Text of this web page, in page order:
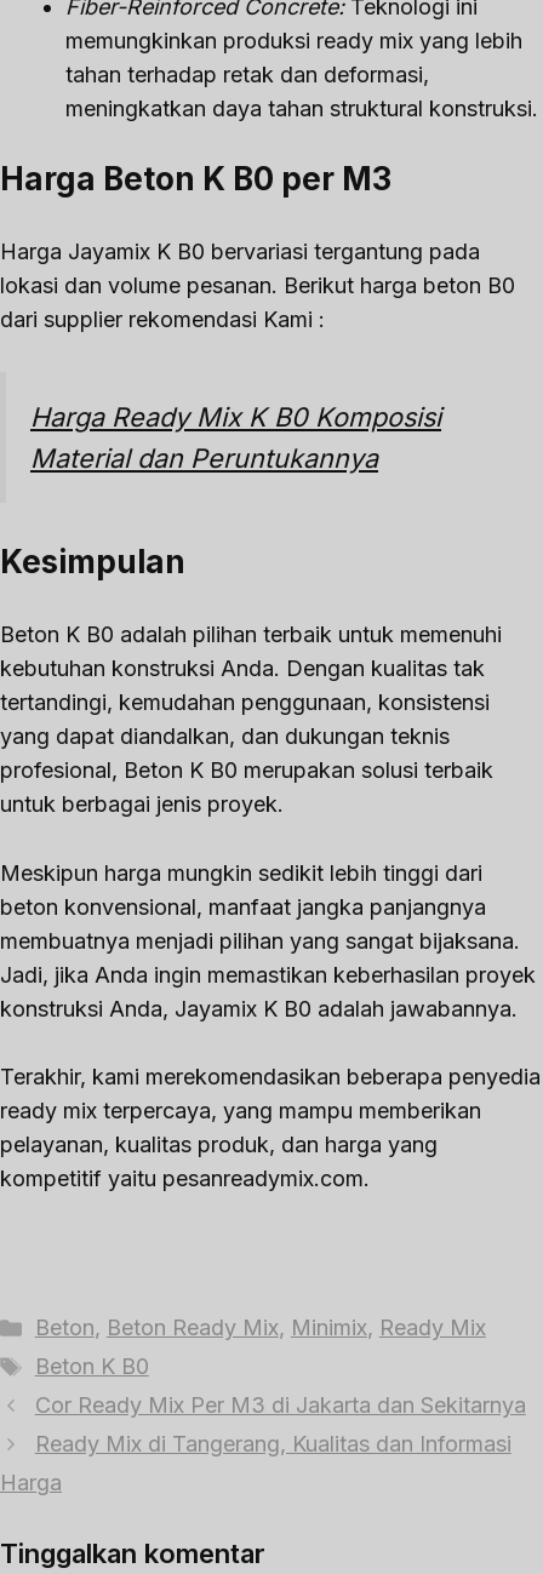
Fiber-Reinforced Concrete:Teknologi ini
memungkinkan produksi ready mix yang lebih
tahan terhadap retak dan deformasi,
meningkatkan daya tahan struktural konstruksi.
Harga Beton K B0 per M3
Harga Jayamix K B0 bervariasi tergantung pada
lokasi dan volume pesanan. Berikut harga beton B0
dari supplier rekomendasi Kami :
Harga Ready Mix K B0 Komposisi
Material dan Peruntukannya
Kesimpulan
Beton K B0 adalah pilihan terbaik untuk memenuhi
kebutuhan konstruksi Anda. Dengan kualitas tak
tertandingi, kemudahan penggunaan, konsistensi
yang dapat diandalkan, dan dukungan teknis
profesional, Beton K B0 merupakan solusi terbaik
untuk berbagai jenis proyek.
Meskipun harga mungkin sedikit lebih tinggi dari
beton konvensional, manfaat jangka panjangnya
membuatnya menjadi pilihan yang sangat bijaksana.
Jadi, jika Anda ingin memastikan keberhasilan proyek
konstruksi Anda, Jayamix K B0 adalah jawabannya.
Terakhir, kami merekomendasikan beberapa penyedia
ready mix terpercaya, yang mampu memberikan
pelayanan, kualitas produk, dan harga yang
kompetitif yaitu pesanreadymix.com.
Kategori
Beton, Beton Ready Mix, Minimix, Ready Mix
Tag
Beton K B0
Cor Ready Mix Per M3 di Jakarta dan Sekitarnya
Ready Mix di Tangerang, Kualitas dan Informasi
Harga
Tinggalkan komentar